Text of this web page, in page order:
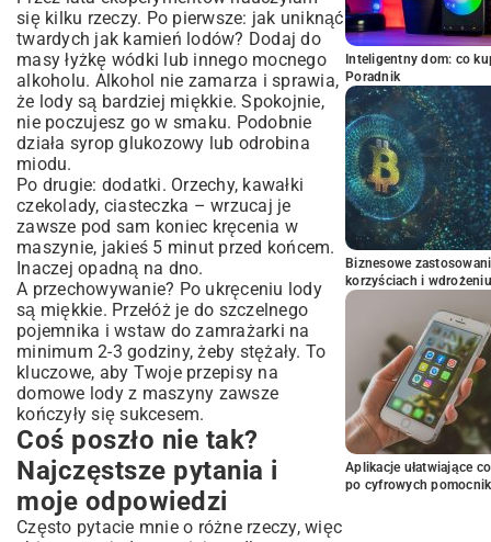
się kilku rzeczy. Po pierwsze: jak uniknąć
twardych jak kamień lodów? Dodaj do
masy łyżkę wódki lub innego mocnego
alkoholu. Alkohol nie zamarza i sprawia,
że lody są bardziej miękkie. Spokojnie,
nie poczujesz go w smaku. Podobnie
działa syrop glukozowy lub odrobina
miodu.
Po drugie: dodatki. Orzechy, kawałki
czekolady, ciasteczka – wrzucaj je
zawsze pod sam koniec kręcenia w
maszynie, jakieś 5 minut przed końcem.
Inaczej opadną na dno.
A przechowywanie? Po ukręceniu lody
są miękkie. Przełóż je do szczelnego
pojemnika i wstaw do zamrażarki na
minimum 2-3 godziny, żeby stężały. To
kluczowe, aby Twoje przepisy na
domowe lody z maszyny zawsze
kończyły się sukcesem.
Coś poszło nie tak?
Najczęstsze pytania i
moje odpowiedzi
Często pytacie mnie o różne rzeczy, więc
Inteligentny dom: co
Poradnik
Biznesowe
korzyściach i wdrożeniu
Aplikacje ułatwiające
po cyfrowych